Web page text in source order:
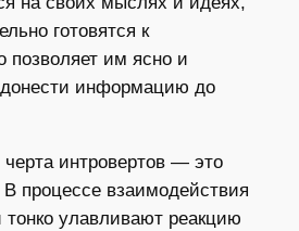
готовятся к
позволяет им ясно и
донести информацию до
интровертов — это
процессе взаимодействия
тонко улавливают реакцию